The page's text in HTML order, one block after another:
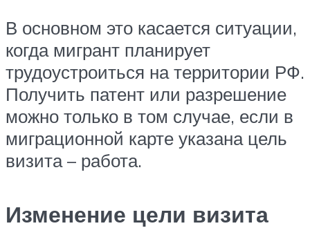
В основном это касается ситуации,
когда мигрант планирует
трудоустроиться на территории РФ.
Получить патент или разрешение
можно только в том случае, если в
миграционной карте указана цель
визита – работа.
Изменение цели визита